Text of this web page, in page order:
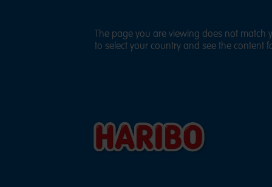
The page you are viewing does not match
to select your country and see the content